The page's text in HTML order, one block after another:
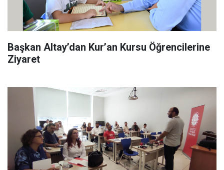
Başkan Altay’dan Kur’an Kursu Öğrencilerine
Ziyaret